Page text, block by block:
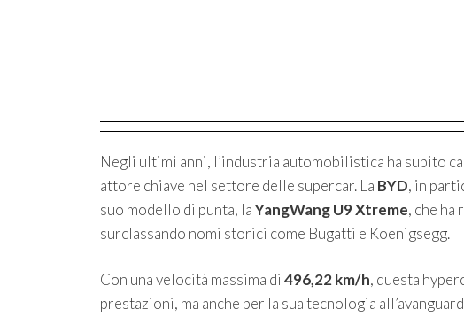
Negli ultimi anni, l’industria automobilistica ha subito
attore chiave nel settore delle supercar. La BYD, in
suo modello di punta, laYangWang U9 Xtreme, che
surclassando nomi storici come Bugatti e Koenigsegg.
Con una velocità massima di 496,22 km/h, questa
prestazioni, ma anche per la sua tecnologia